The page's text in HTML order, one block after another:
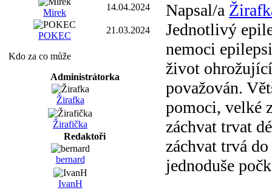
Mirek
14.04.2024
POKEC
21.03.2024
Kdo za co může
Administrátorka
Žirafka
Žirafička
Redaktoři
bernard
IvanH
Napsal/a
Jednotlivý
nemoci
život
považován.
pomoci, velké
záchvat trvat
záchvat trvá
jednoduše